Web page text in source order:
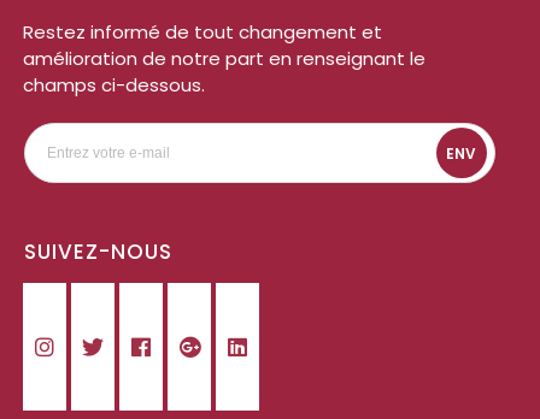
Restez informé de tout changement et
amélioration de notre part en renseignant le
champs ci-dessous.
ENV
SUIVEZ-NOUS